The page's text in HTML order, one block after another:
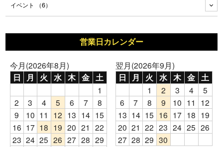
イベント （6）
営業日カレンダー
今月(2026年8月)
日 月 火 水 木 金 土
1
2
3 4 5 6 7
8
9
10 11 12 13 14 15
16 17 18 19 20 21 22
23 24 25 26 27 28 29
翌月(2026年9月)
日 月 火 水 木 金 土
1 2 3 4
5
6
7 8 9 10 11
12
13 14 15 16 17 18 19
20 21 22 23 24 25 26
27 28 29 30